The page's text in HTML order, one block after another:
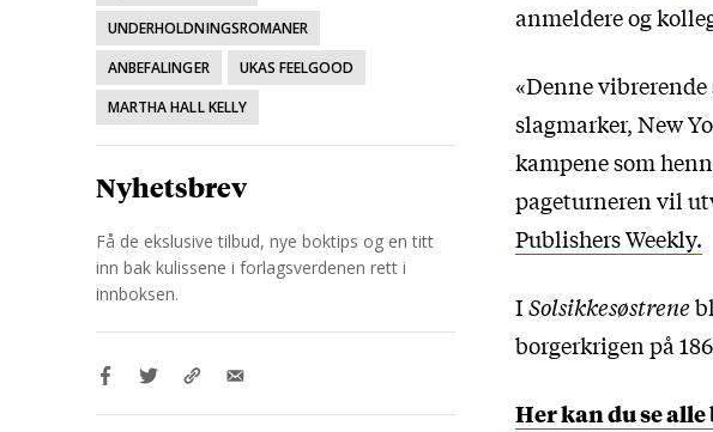
UNDERHOLDNINGSROMANER
ANBEFALINGER
UKAS FEELGOOD
MARTHA HALL KELLY
Nyhetsbrev
Få de ekslusive tilbud, nye boktips og en titt
inn bak kulissene i forlagsverdenen rett i
innboksen.
anmeldere og
«Denne
slagmarker, New
kampene som
pageturneren vil
Publishers Weekly.
ISolsikkesøstrene
borgerkrigen på
Her kan du se